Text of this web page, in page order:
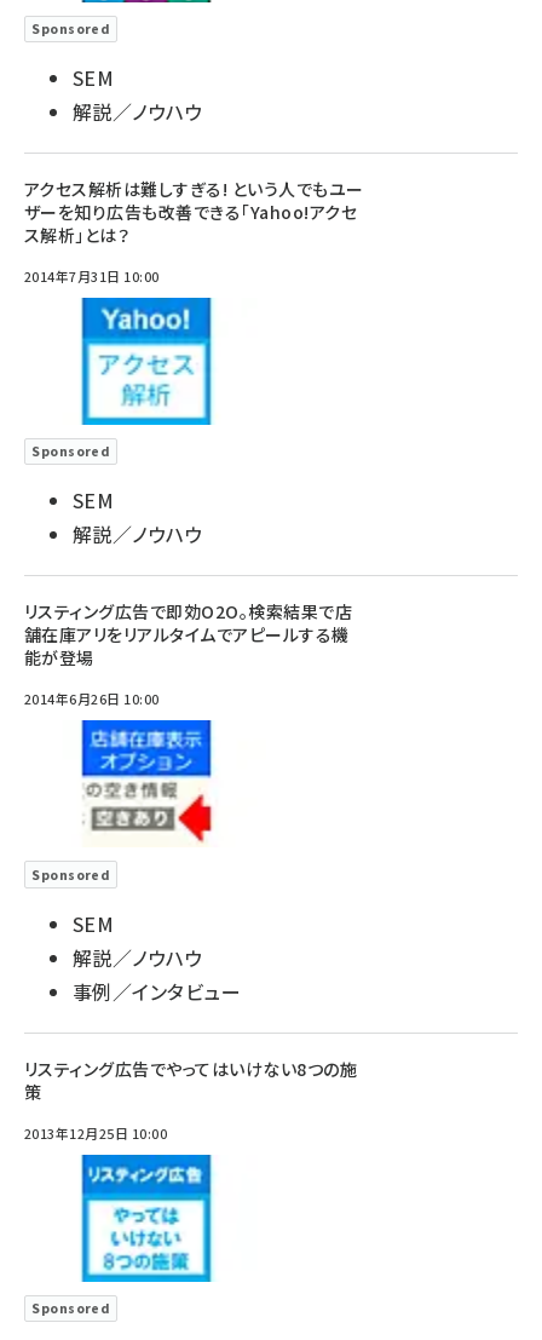
Sponsored
SEM
解説／ノウハウ
アクセス解析は難しすぎる! という人でもユー
ザーを知り広告も改善できる「Yahoo!アクセ
ス解析」とは？
2014年7月31日 10:00
Sponsored
SEM
解説／ノウハウ
リスティング広告で即効O2O。検索結果で店
舗在庫アリをリアルタイムでアピールする機
能が登場
2014年6月26日 10:00
Sponsored
SEM
解説／ノウハウ
事例／インタビュー
リスティング広告でやってはいけない8つの施
策
2013年12月25日 10:00
Sponsored